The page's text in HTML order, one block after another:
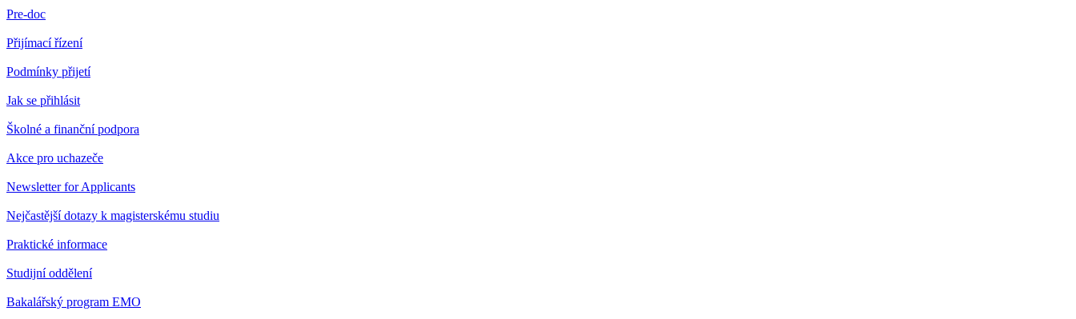
Pre-doc
Přijímací řízení
Podmínky přijetí
Jak se přihlásit
Školné a finanční podpora
Akce pro uchazeče
Newsletter for Applicants
Nejčastější dotazy k magisterskému studiu
Praktické informace
Studijní oddělení
Bakalářský program EMO